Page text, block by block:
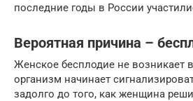
последние годы в России
Вероятная причина –
Женское бесплодие не возникает
организм начинает
задолго до того, как женщина